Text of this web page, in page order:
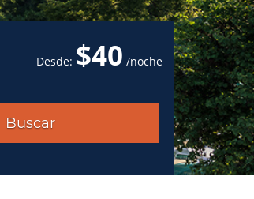
Desde: $40 /noche
Buscar